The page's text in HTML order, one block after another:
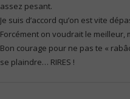
assez pesant.
Je suis d’accord qu’on est vite
Forcément on voudrait le meilleur,
Bon courage pour ne pas te «
se plaindre… RIRES !